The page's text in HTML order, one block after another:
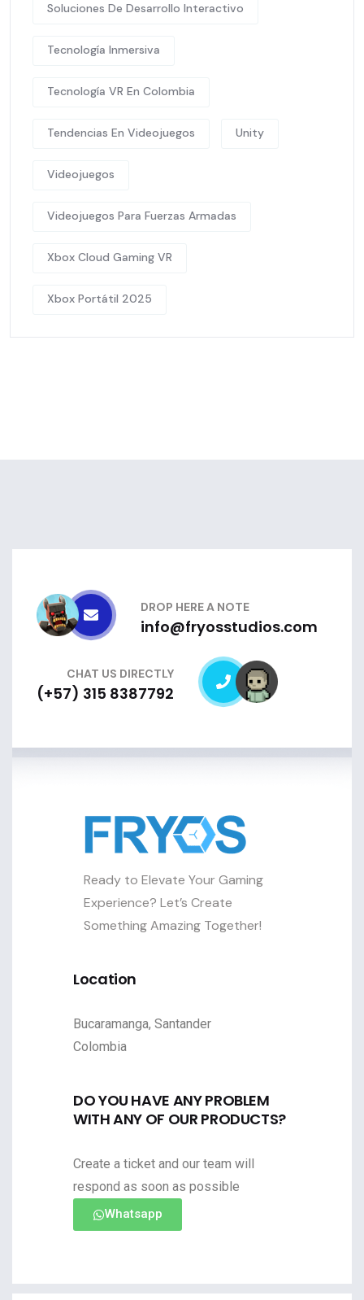
Soluciones De Desarrollo Interactivo
Tecnología Inmersiva
Tecnología VR En Colombia
Tendencias En Videojuegos Unity
Videojuegos
Videojuegos Para Fuerzas Armadas
Xbox Cloud Gaming VR
Xbox Portátil 2025
DROP HERE A NOTE
info@fryosstudios.com
CHAT US DIRECTLY
(+57) 315 8387792
Ready to Elevate Your Gaming
Experience? Let’s Create
Something Amazing Together!
Location
Bucaramanga, Santander
Colombia
DO YOU HAVE ANY PROBLEM
WITH ANY OF OUR PRODUCTS?
Create a ticket and our team will
respond as soon as possible
Whatsapp